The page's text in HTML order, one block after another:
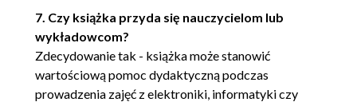
Przykłady (102)
Rozdział 7. Układy czasowe (111)
Programowalne układy czasowe (111)
Układ 8253 (111)
7. Czy książka przyda się nauczycielom lub
wykładowcom?
Zdecydowanie tak - książka może stanowić
wartościową pomoc dydaktyczną podczas
prowadzenia zajęć z elektroniki, informatyki czy